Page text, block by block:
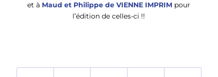
et à Maud et Philippe de VIENNE IMPRIM pour
l’édition de celles-ci !!